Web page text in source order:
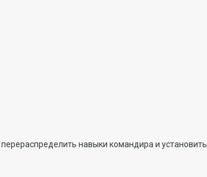
навыки командира и установить